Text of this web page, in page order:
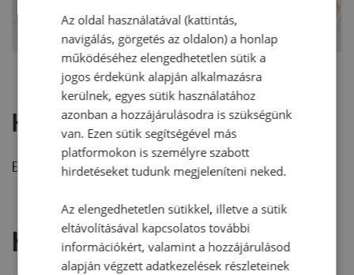
Hozzászólások
Ehhez a recepthez még nem érkezett hozzászólás.
Hozzászólás írása
Az oldal használatával (kattintás,
navigálás, görgetés az oldalon) a honlap
működéséhez elengedhetetlen sütik a
jogos érdekünk alapján alkalmazásra
kerülnek, egyes sütik használatához
azonban a hozzájárulásodra is szükségünk
van. Ezen sütik segítségével más
platformokon is személyre szabott
hirdetéseket tudunk megjeleníteni neked.
Az elengedhetetlen sütikkel, illetve a sütik
eltávolításával kapcsolatos további
információkért, valamint a hozzájárulásod
alapján végzett adatkezelések részleteinek